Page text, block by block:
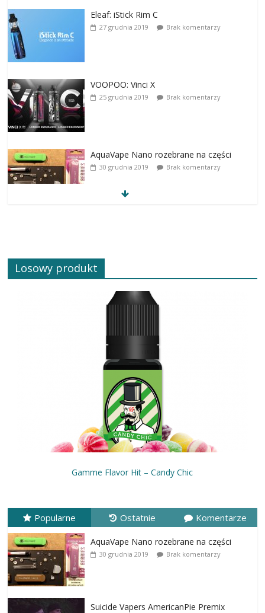
Eleaf: iStick Rim C
27 grudnia 2019 Brak komentarzy
VOOPOO: Vinci X
25 grudnia 2019 Brak komentarzy
AquaVape Nano rozebrane na części
30 grudnia 2019 Brak komentarzy
Losowy produkt
Gamme Flavor Hit – Candy Chic
Popularne Ostatnie Komentarze
AquaVape Nano rozebrane na części
30 grudnia 2019 Brak komentarzy
Suicide Vapers AmericanPie Premix